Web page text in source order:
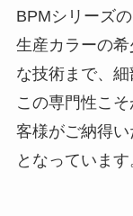
BPMシリーズ
生産カラーの
な技術まで、細
この専門性こ
客様がご納得
となっています